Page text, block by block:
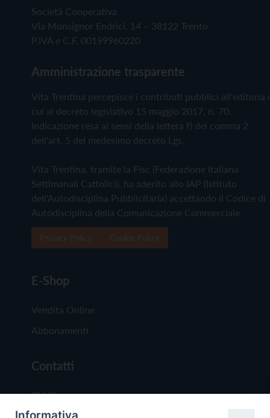
Società Cooperativa
Via Monsignor Endrici, 14 – 38122 Trento
P.IVA e C.F. 00199960220
Amministrazione trasparente
Vita Trentina percepisce i contributi pubblici all'editoria
cui al decreto legislativo 15 maggio 2017, n. 70.
Indicazione resa ai sensi della lettera f) del comma 2
dell'art. 5 del medesimo decreto Lgs.
Vita Trentina, tramite la Fisc (Federazione Italiana
Settimanali Cattolici), ha aderito allo IAP (Istituto
dell'Autodisciplina Pubblicitaria) accettando il Codice di
Autodisciplina della Comunicazione Commerciale
E-Shop
Vendita Online
Abbonamenti
Contatti
Chi Siamo
Redazione